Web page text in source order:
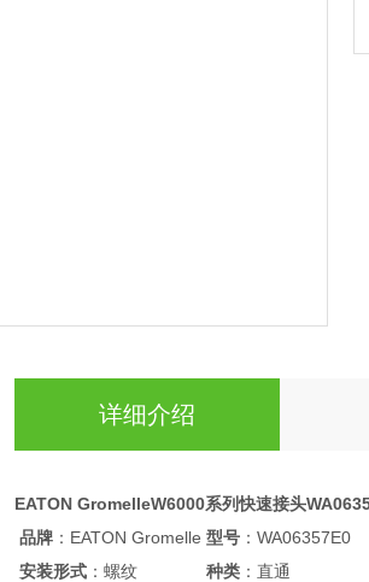
详细介绍
EATON GromelleW6000系列快速接头
品牌 ：EATON Gromelle 型号 ：WA06357E0
安装形式 ：螺纹 种类 ：直通